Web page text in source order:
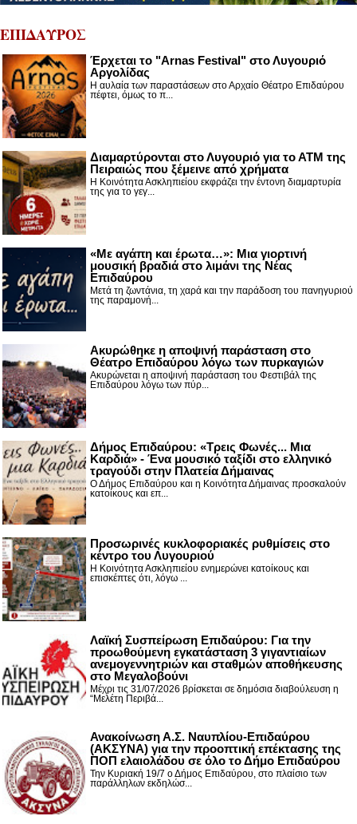
ΕΠΙΔΑΥΡΟΣ
Έρχεται το "Arnas Festival" στο Λυγουριό
Αργολίδας
Η αυλαία των παραστάσεων στο Αρχαίο Θέατρο Επιδαύρου
πέφτει, όμως το π...
Διαμαρτύρονται στο Λυγουριό για το ΑΤΜ της
Πειραιώς που ξέμεινε από χρήματα
Η Κοινότητα Ασκληπιείου εκφράζει την έντονη διαμαρτυρία
της για το γεγ...
«Με αγάπη και έρωτα…»: Μια γιορτινή
μουσική βραδιά στο λιμάνι της Νέας
Επιδαύρου
Μετά τη ζωντάνια, τη χαρά και την παράδοση του πανηγυριού
της παραμονή...
Ακυρώθηκε η αποψινή παράσταση στο
Θέατρο Επιδαύρου λόγω των πυρκαγιών
Ακυρώνεται η αποψινή παράσταση του Φεστιβάλ της
Επιδαύρου λόγω των πύρ...
Δήμος Επιδαύρου: «Τρεις Φωνές... Μια
Καρδιά» - Ένα μουσικό ταξίδι στο ελληνικό
τραγούδι στην Πλατεία Δήμαινας
Ο Δήμος Επιδαύρου και η Κοινότητα Δήμαινας προσκαλούν
κατοίκους και επ...
Προσωρινές κυκλοφοριακές ρυθμίσεις στο
κέντρο του Λυγουριού
Η Κοινότητα Ασκληπιείου ενημερώνει κατοίκους και
επισκέπτες ότι, λόγω ...
Λαϊκή Συσπείρωση Επιδαύρου: Για την
προωθούμενη εγκατάσταση 3 γιγαντιαίων
ανεμογεννητριών και σταθμών αποθήκευσης
στο Μεγαλοβούνι
Μέχρι τις 31/07/2026 βρίσκεται σε δημόσια διαβούλευση η
“Μελέτη Περιβά...
Ανακοίνωση Α.Σ. Ναυπλίου-Επιδαύρου
(ΑΚΣΥΝΑ) για την προοπτική επέκτασης της
ΠΟΠ ελαιολάδου σε όλο το Δήμο Επιδαύρου
Την Κυριακή 19/7 ο Δήμος Επιδαύρου, στο πλαίσιο των
παράλληλων εκδηλώσ...